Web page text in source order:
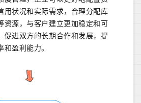
用状况和实际需求，合理分配库
资源，与客户建立更加稳定和可
促进双方的长期合作和发展，提
盈利能力。